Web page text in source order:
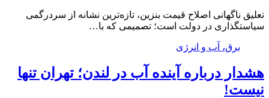
تعلیق ناگهانی اصلاح قیمت بنزین، تازه‌ترین نشانه از سردرگمی
سیاستگذاری در دولت است؛ تصمیمی که با…
برق، آب و انرژی
هشدار درباره آینده آب در لندن؛ تهران تنها
نیست!